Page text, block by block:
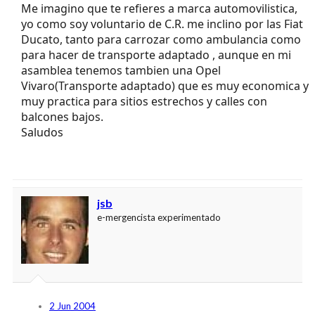
Me imagino que te refieres a marca automovilistica,
yo como soy voluntario de C.R. me inclino por las Fiat
Ducato, tanto para carrozar como ambulancia como
para hacer de transporte adaptado , aunque en mi
asamblea tenemos tambien una Opel
Vivaro(Transporte adaptado) que es muy economica y
muy practica para sitios estrechos y calles con
balcones bajos.
Saludos
jsb
e-mergencista experimentado
2 Jun 2004